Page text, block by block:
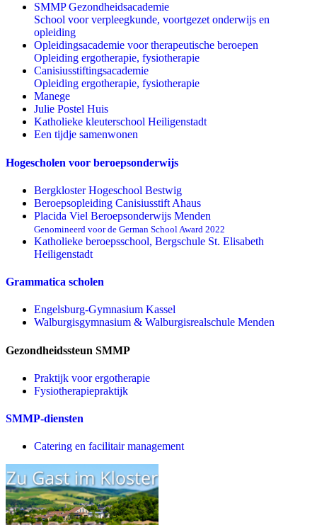
SMMP Gezondheidsacademie
School voor verpleegkunde, voortgezet onderwijs en
opleiding
Opleidingsacademie voor therapeutische beroepen
Opleiding ergotherapie, fysiotherapie
Canisiusstiftingsacademie
Opleiding ergotherapie, fysiotherapie
Manege
Julie Postel Huis
Katholieke kleuterschool Heiligenstadt
Een tijdje samenwonen
Hogescholen voor beroepsonderwijs
Bergkloster Hogeschool Bestwig
Beroepsopleiding Canisiusstift Ahaus
Placida Viel Beroepsonderwijs Menden
Genomineerd voor de German School Award 2022
Katholieke beroepsschool, Bergschule St. Elisabeth
Heiligenstadt
Grammatica scholen
Engelsburg-Gymnasium Kassel
Walburgisgymnasium & Walburgisrealschule Menden
Gezondheidssteun SMMP
Praktijk voor ergotherapie
Fysiotherapiepraktijk
SMMP-diensten
Catering en facilitair management